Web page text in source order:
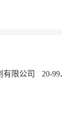
有限公司 20-99